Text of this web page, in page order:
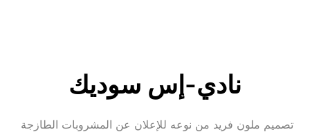
نادي-إس سوديك